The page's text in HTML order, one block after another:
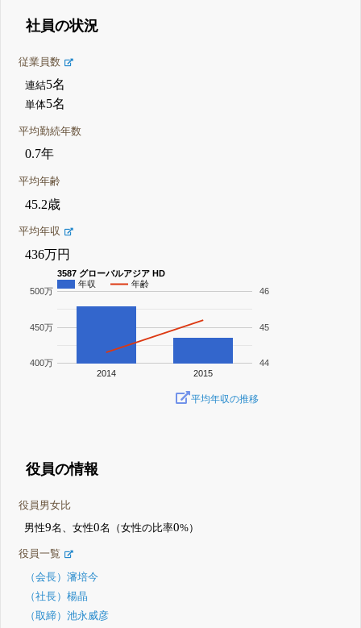
社員の状況
従業員数
連結5名
単体5名
平均勤続年数
0.7年
平均年齢
45.2歳
平均年収
436万円
3587 グローバルアジア HD
年収
年齢
2014 2015
400万
450万
500万
44
45
46
平均年収の推移
役員の情報
役員男女比
男性9名、女性0名（女性の比率0%）
役員一覧
（会長）瀋培今
（社長）楊晶
（取締）池永威彦